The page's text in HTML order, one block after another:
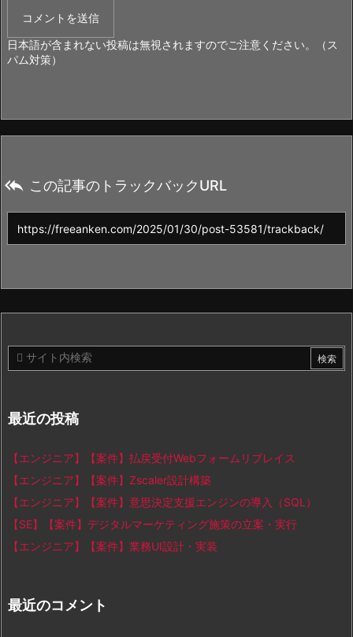
日本語が含まれない投稿は無視されますのでご注意ください。（ス
パム対策）
 この記事のトラックバックURL
最近の投稿
【エンジニア】【案件】払戻受付Webフォームリプレイス
【エンジニア】【案件】Zscaler設計構築
【エンジニア】【案件】意思決定支援エンジンの導入（SQL）
【SE】【案件】デジタルマーケティング施策の立案・実行
【エンジニア】【案件】業務UI設計・実装
最近のコメント